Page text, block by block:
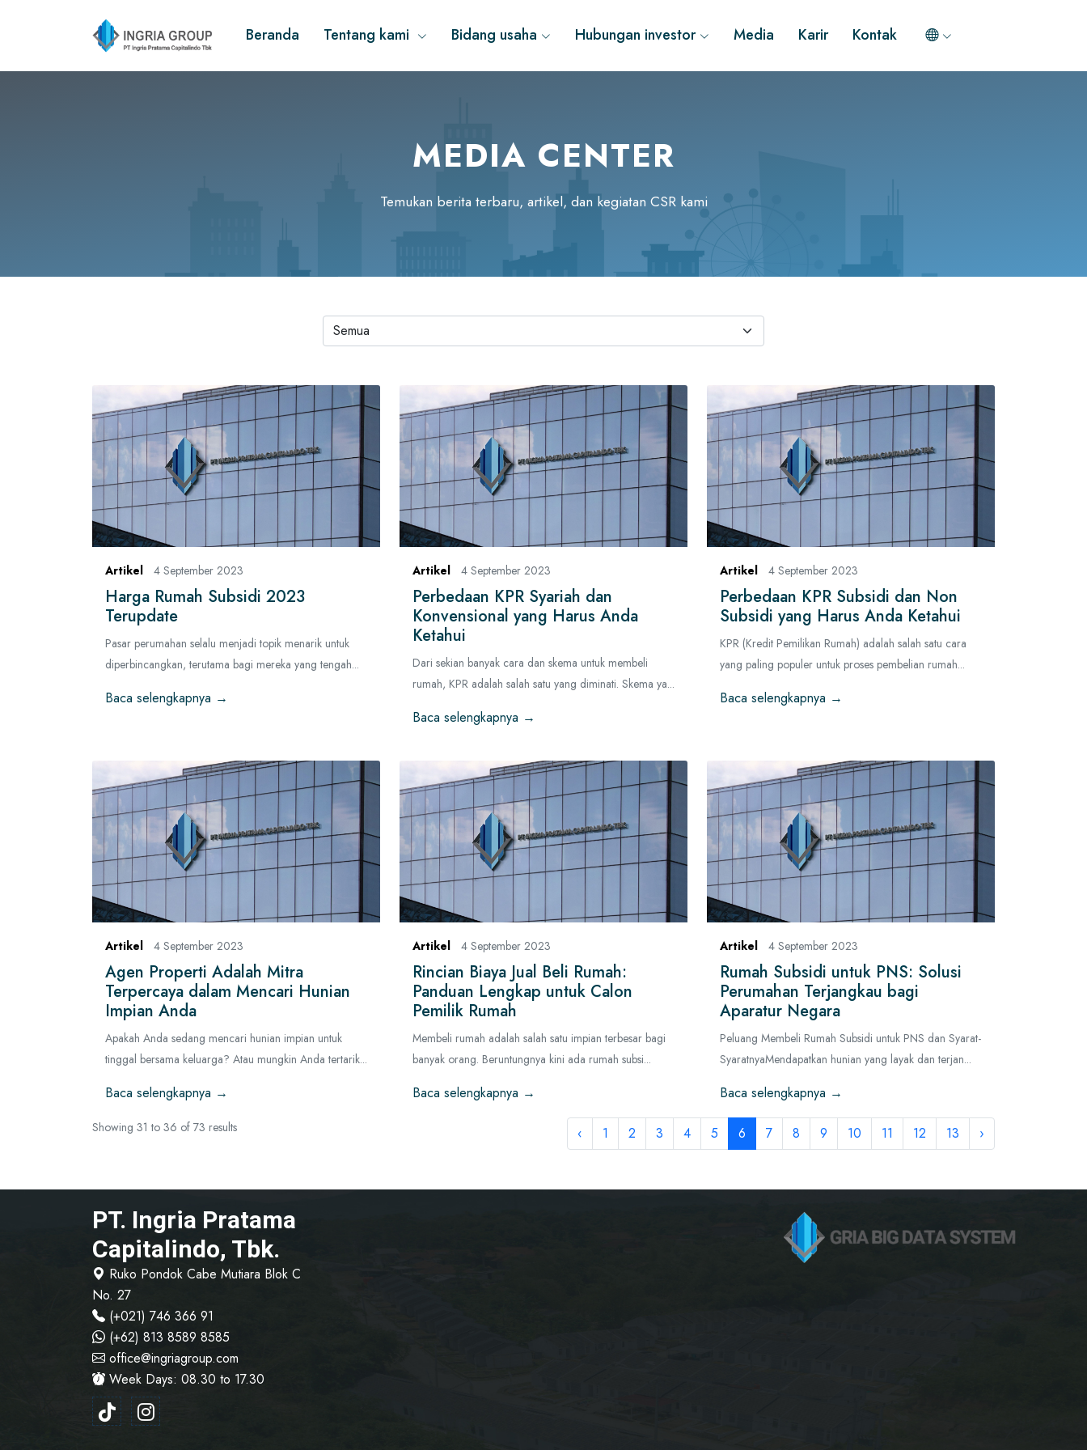
Beranda Tentang kami Bidang usaha Hubungan investor Media Karir Kontak
MEDIA CENTER
Temukan berita terbaru, artikel, dan kegiatan CSR kami
Artikel 4 September 2023
Harga Rumah Subsidi 2023
Terupdate
Pasar perumahan selalu menjadi topik menarik untuk
diperbincangkan, terutama bagi mereka yang tengah...
Baca selengkapnya →
Artikel 4 September 2023
Perbedaan KPR Syariah dan
Konvensional yang Harus Anda
Ketahui
Dari sekian banyak cara dan skema untuk membeli
rumah, KPR adalah salah satu yang diminati. Skema ya...
Baca selengkapnya →
Artikel 4 September 2023
Perbedaan KPR Subsidi dan Non
Subsidi yang Harus Anda Ketahui
KPR (Kredit Pemilikan Rumah) adalah salah satu cara
yang paling populer untuk proses pembelian rumah...
Baca selengkapnya →
Artikel 4 September 2023
Agen Properti Adalah Mitra
Terpercaya dalam Mencari Hunian
Impian Anda
Apakah Anda sedang mencari hunian impian untuk
tinggal bersama keluarga? Atau mungkin Anda tertarik...
Baca selengkapnya →
Artikel 4 September 2023
Rincian Biaya Jual Beli Rumah:
Panduan Lengkap untuk Calon
Pemilik Rumah
Membeli rumah adalah salah satu impian terbesar bagi
banyak orang. Beruntungnya kini ada rumah subsi...
Baca selengkapnya →
Artikel 4 September 2023
Rumah Subsidi untuk PNS: Solusi
Perumahan Terjangkau bagi
Aparatur Negara
Peluang Membeli Rumah Subsidi untuk PNS dan Syarat-
SyaratnyaMendapatkan hunian yang layak dan terjan...
Baca selengkapnya →
Showing 31 to 36 of 73 results ‹ 1 2 3 4 5 6 7 8 9 10 11 12 13 ›
PT. Ingria Pratama
Capitalindo, Tbk.
Ruko Pondok Cabe Mutiara Blok C
No. 27
(+021) 746 366 91
(+62) 813 8589 8585
office@ingriagroup.com
Week Days: 08.30 to 17.30